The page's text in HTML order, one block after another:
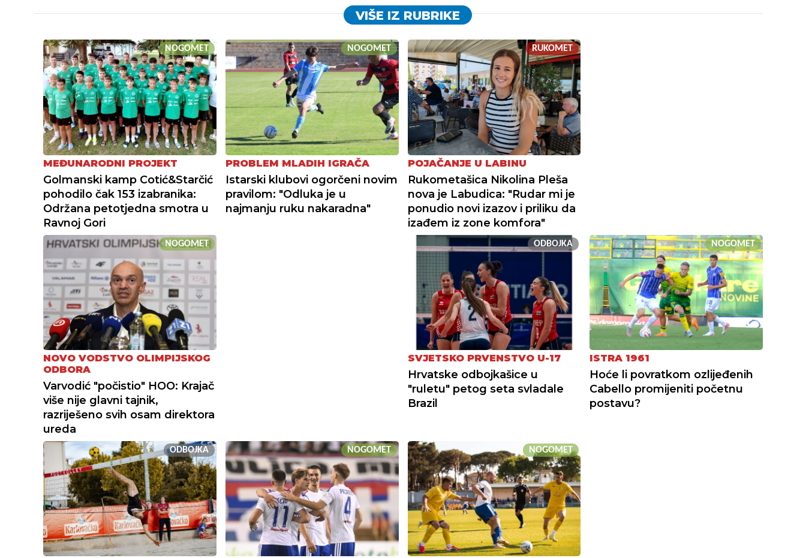
VIŠE IZ RUBRIKE
NOGOMET
MEĐUNARODNI PROJEKT
Golmanski kamp Cotić&Starčić
pohodilo čak 153 izabranika:
Održana petotjedna smotra u
Ravnoj Gori
NOGOMET
PROBLEM MLADIH IGRAČA
Istarski klubovi ogorčeni novim
pravilom: "Odluka je u
najmanju ruku nakaradna"
RUKOMET
POJAČANJE U LABINU
Rukometašica Nikolina Pleša
nova je Labudica: "Rudar mi je
ponudio novi izazov i priliku da
izađem iz zone komfora"
NOGOMET
NOVO VODSTVO OLIMPIJSKOG
ODBORA
Varvodić "počistio" HOO: Krajač
više nije glavni tajnik,
razriješeno svih osam direktora
ureda
ODBOJKA
SVJETSKO PRVENSTVO U-17
Hrvatske odbojkašice u
"ruletu" petog seta svladale
Brazil
NOGOMET
ISTRA 1961
Hoće li povratkom ozlijeđenih
Cabello promijeniti početnu
postavu?
ODBOJKA NOGOMET NOGOMET